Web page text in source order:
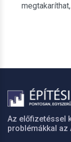
Az előfizetéssel
problémákkal